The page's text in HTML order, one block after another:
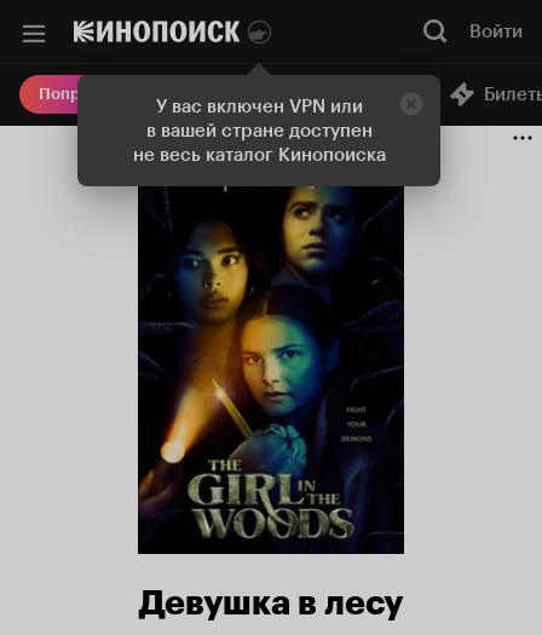
У вас включен VPN или
в вашей стране доступен
не весь каталог Кинопоиска
Войти
Попробовать Плюс Онлайн-кинотеатр
Девушка в лесу